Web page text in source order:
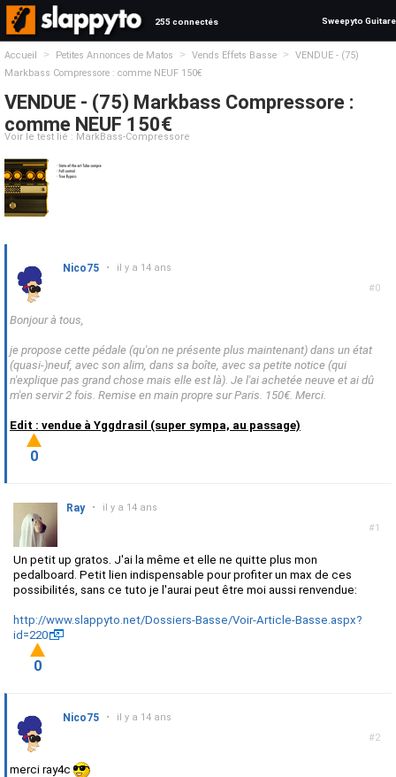
255 connectés Sweepyto Guitare
Accueil > Petites Annonces de Matos > Vends Effets Basse >
VENDUE - (75)
Markbass Compressore : comme NEUF 150€
VENDUE - (75) Markbass Compressore :
comme NEUF 150€
Voir le test lié : MarkBass-Compressore
#0
Nico75 • il y a 14 ans
Bonjour à tous,
je propose cette pédale (qu'on ne présente plus maintenant) dans un état
(quasi-)neuf, avec son alim, dans sa boîte, avec sa petite notice (qui
n'explique pas grand chose mais elle est là). Je l'ai achetée neuve et ai dû
m'en servir 2 fois. Remise en main propre sur Paris. 150€. Merci.
Edit : vendue à Yggdrasil (super sympa, au passage)
0
#1
Ray • il y a 14 ans
Un petit up gratos. J'ai la même et elle ne quitte plus mon
pedalboard. Petit lien indispensable pour profiter un max de ces
possibilités, sans ce tuto je l'aurai peut être moi aussi renvendue:
http://www.slappyto.net/Dossiers-Basse/Voir-Article-Basse.aspx?
id=220
0
#2
Nico75 • il y a 14 ans
merci ray4c